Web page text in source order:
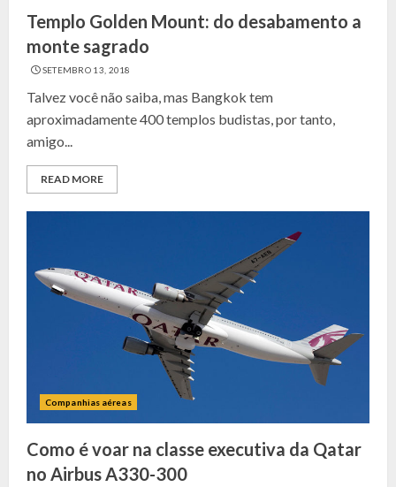
Templo Golden Mount: do desabamento a
monte sagrado
SETEMBRO 13, 2018
Talvez você não saiba, mas Bangkok tem
aproximadamente 400 templos budistas, por tanto,
amigo...
READ MORE
Companhias aéreas
Como é voar na classe executiva da Qatar
no Airbus A330-300